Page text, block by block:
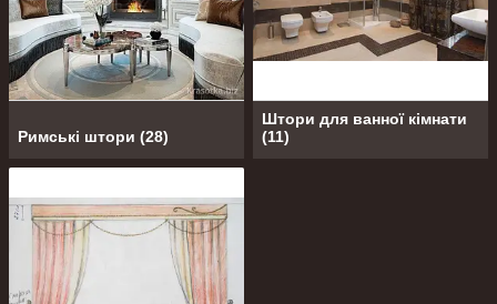
Римські штори (28)
Штори для ванної кімнати
(11)